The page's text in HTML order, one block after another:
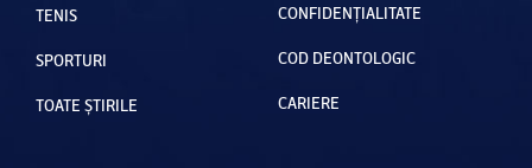
TENIS
SPORTURI
TOATE ȘTIRILE
CONFIDENȚIALITATE
COD DEONTOLOGIC
CARIERE